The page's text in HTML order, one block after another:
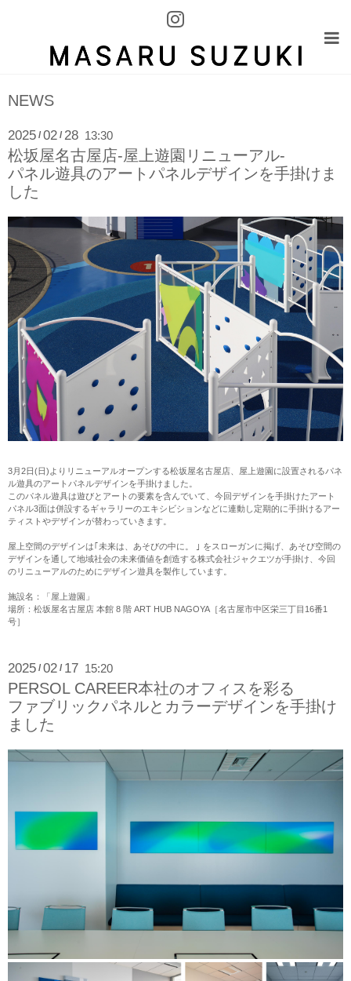
NEWS
2025 / 02 / 28 13:30
松坂屋名古屋店-屋上遊園リニューアル-
パネル遊具のアートパネルデザインを手掛けま
した
3月2日(日)よりリニューアルオープンする松坂屋名古屋店、屋上遊園に設置されるパネ
ル遊具のアートパネルデザインを手掛けました。
このパネル遊具は遊びとアートの要素を含んでいて、今回デザインを手掛けたアート
パネル3面は併設するギャラリーのエキシビションなどに連動し定期的に手掛けるアー
ティストやデザインが替わっていきます。
屋上空間のデザインは｢未来は、あそびの中に。 ｣ をスローガンに掲げ、あそび空間の
デザインを通して地域社会の未来価値を創造する株式会社ジャクエツが手掛け、今回
のリニューアルのためにデザイン遊具を製作しています。
施設名：「屋上遊園」
場所：松坂屋名古屋店 本館 8 階 ART HUB NAGOYA［名古屋市中区栄三丁目16番1
号］
2025 / 02 / 17 15:20
PERSOL CAREER本社のオフィスを彩る
ファブリックパネルとカラーデザインを手掛け
ました